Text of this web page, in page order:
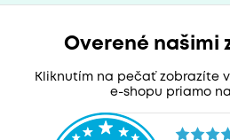
Overené našimi
Kliknutím na pečať zobrazíte
e-shopu priamo